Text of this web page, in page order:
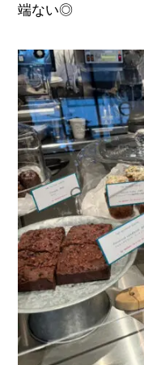
端ない◎